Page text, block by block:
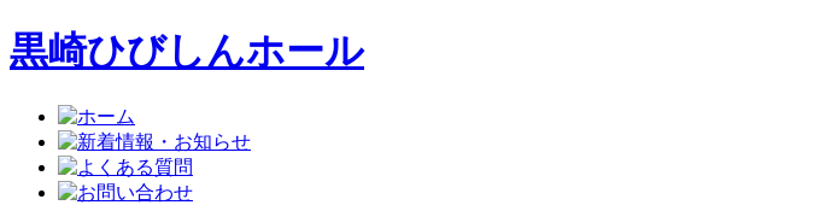
黒崎ひびしんホール